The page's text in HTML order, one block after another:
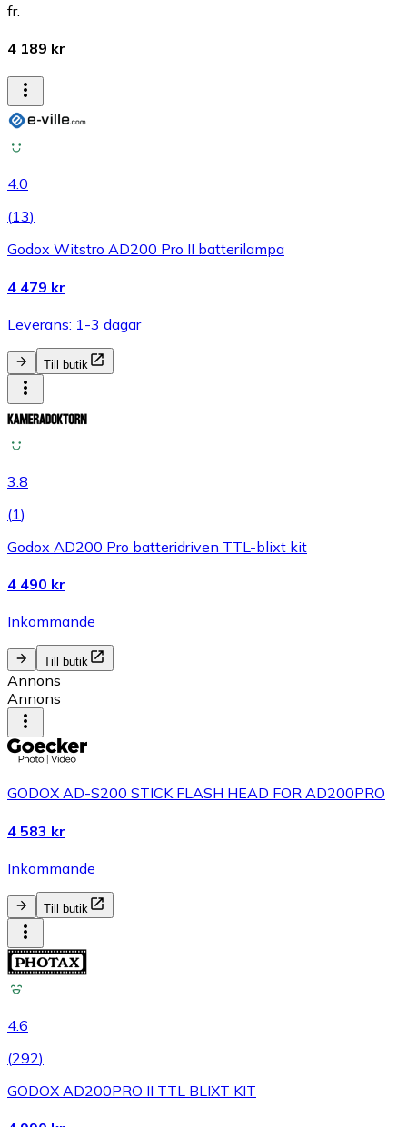
fr.
4 189 kr
4.0
(13)
Godox Witstro AD200 Pro II batterilampa
4 479 kr
Leverans: 1-3 dagar
Till butik
3.8
(1)
Godox AD200 Pro batteridriven TTL-blixt kit
4 490 kr
Inkommande
Till butik
Annons
Annons
GODOX AD-S200 STICK FLASH HEAD FOR AD200PRO
4 583 kr
Inkommande
Till butik
4.6
(292)
GODOX AD200PRO II TTL BLIXT KIT